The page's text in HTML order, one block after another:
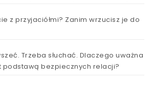
z przyjaciółmi? Zanim wrzucisz je do
Trzeba słuchać. Dlaczego uważna
podstawą bezpiecznych relacji?